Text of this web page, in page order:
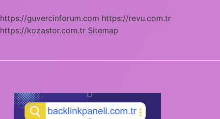
https://guvercinforum.com https://revu.com.tr
https://kozastor.com.tr Sitemap
SIDEBAR